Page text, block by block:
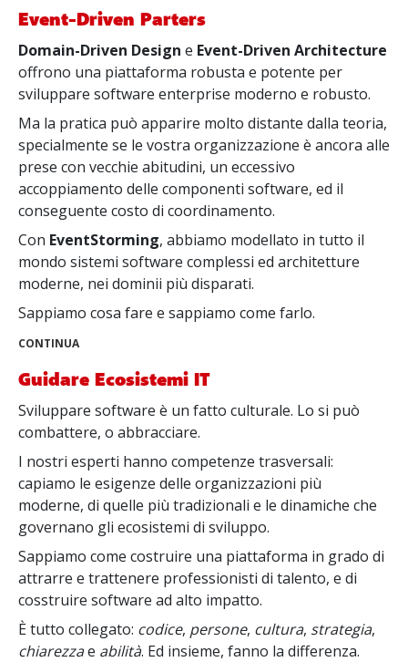
Event-Driven Parters
Domain-Driven Design e Event-Driven Architecture
offrono una piattaforma robusta e potente per
sviluppare software enterprise moderno e robusto.
Ma la pratica può apparire molto distante dalla teoria,
specialmente se le vostra organizzazione è ancora alle
prese con vecchie abitudini, un eccessivo
accoppiamento delle componenti software, ed il
conseguente costo di coordinamento.
Con EventStorming, abbiamo modellato in tutto il
mondo sistemi software complessi ed architetture
moderne, nei dominii più disparati.
Sappiamo cosa fare e sappiamo come farlo.
CONTINUA
Guidare Ecosistemi IT
Sviluppare software è un fatto culturale. Lo si può
combattere, o abbracciare.
I nostri esperti hanno competenze trasversali:
capiamo le esigenze delle organizzazioni più
moderne, di quelle più tradizionali e le dinamiche che
governano gli ecosistemi di sviluppo.
Sappiamo come costruire una piattaforma in grado di
attrarre e trattenere professionisti di talento, e di
cosstruire software ad alto impatto.
È tutto collegato: codice, persone, cultura, strategia,
chiarezzae abilità. Ed insieme, fanno la differenza.